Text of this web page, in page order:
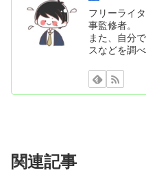
フリーライ
事監修者。
また、自分
スなどを調
関連記事